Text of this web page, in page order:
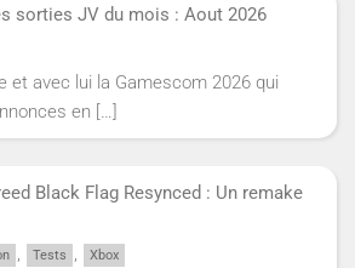
sorties JV du mois : Aout 2026
et avec lui la Gamescom 2026 qui
en […]
Black Flag Resynced : Un remake
Tests Xbox